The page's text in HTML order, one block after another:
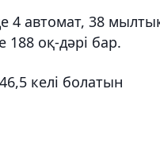
4 автомат, 38
оқ-дәрі бар.
келі болатын